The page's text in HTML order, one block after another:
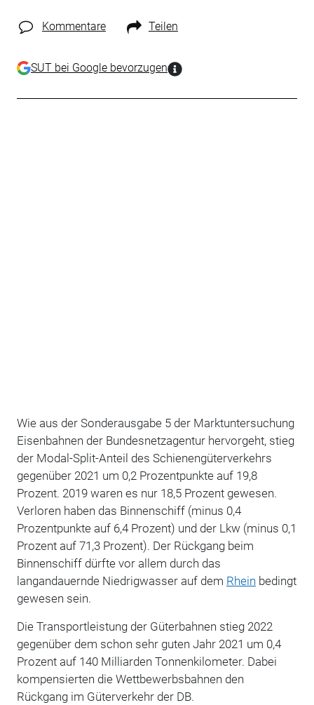
Kommentare Teilen
SUT bei Google bevorzugen
Wie aus der Sonderausgabe 5 der Marktuntersuchung
Eisenbahnen der Bundesnetzagentur hervorgeht, stieg
der Modal-Split-Anteil des Schienengüterverkehrs
gegenüber 2021 um 0,2 Prozentpunkte auf 19,8
Prozent. 2019 waren es nur 18,5 Prozent gewesen.
Verloren haben das Binnenschiff (minus 0,4
Prozentpunkte auf 6,4 Prozent) und der Lkw (minus 0,1
Prozent auf 71,3 Prozent). Der Rückgang beim
Binnenschiff dürfte vor allem durch das
langandauernde Niedrigwasser auf dem Rhein bedingt
gewesen sein.
Die Transportleistung der Güterbahnen stieg 2022
gegenüber dem schon sehr guten Jahr 2021 um 0,4
Prozent auf 140 Milliarden Tonnenkilometer. Dabei
kompensierten die Wettbewerbsbahnen den
Rückgang im Güterverkehr der DB.